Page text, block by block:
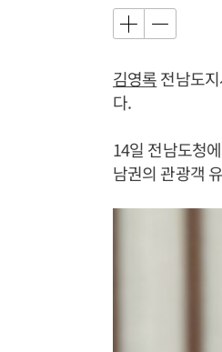
김영록전남도
다.
14일 전남도청
남권의 관광객